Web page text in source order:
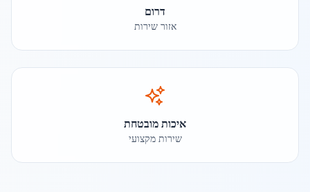
דרום
אזור שירות
איכות מובטחת
שירות מקצועי